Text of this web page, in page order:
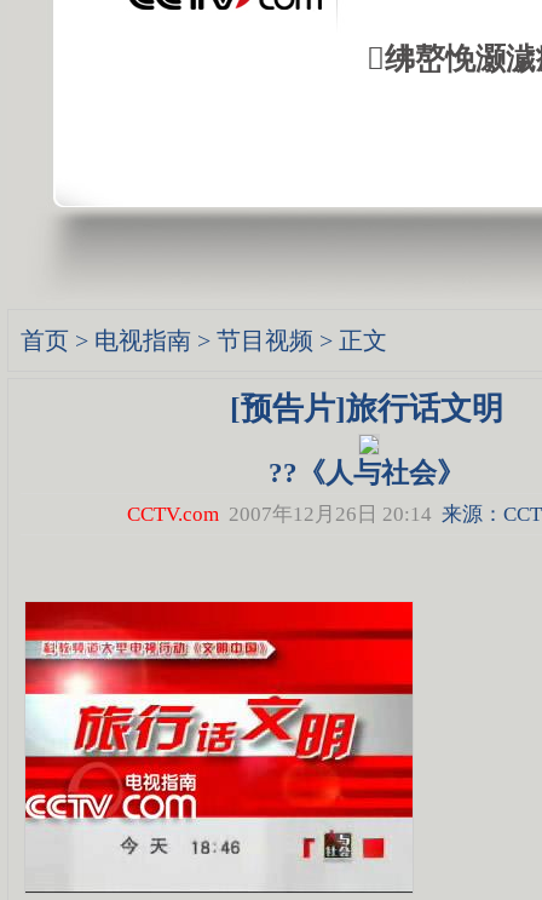
绋嶅悗灏
首页 > 电视指南 > 节目视频 > 正文
[预告片]旅行话文明
??《人与社会》
CCTV.com 2007年12月26日 20:14 来源：